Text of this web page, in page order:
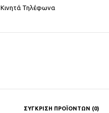
Κινητά Τηλέφωνα
ΣΎΓΚΡΙΣΗ ΠΡΟΪΌΝΤΩΝ (0)